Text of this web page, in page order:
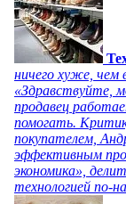
ничего хуже, чем
«Здравствуйте,
продавец
помогать.
покупателем,
эффективным
экономика»,
технологией по-